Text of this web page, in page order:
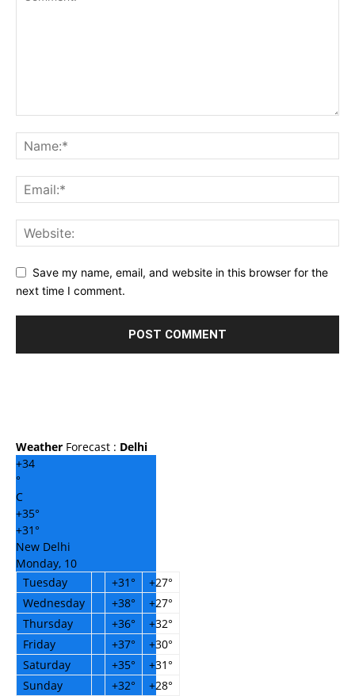
Save my name, email, and website in this browser for the
next time I comment.
Weather Forecast : Delhi
+34
°
C
+35°
+31°
New Delhi
Monday, 10
Tuesday
+31° +27°
Wednesday
+38° +27°
Thursday
+36° +32°
Friday
+37° +30°
Saturday
+35° +31°
Sunday
+32° +28°